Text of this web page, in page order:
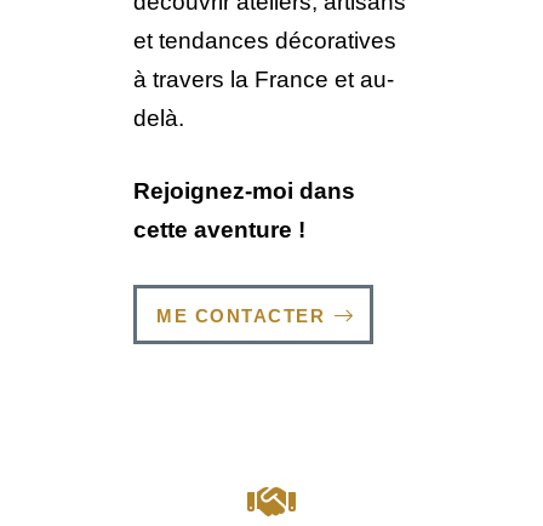
et tendances décoratives
à travers la France et au-
delà.
Rejoignez-moi dans
cette aventure !
ME CONTACTER